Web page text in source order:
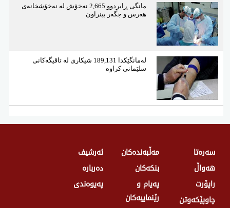
مانگی ڕابردوو 2,665 نەخۆش لە نەخۆشخانەی
هەرس و جگەر بینراون
لەمانگێكدا 189,131 شیكاری لە تاقیگەكانی
سلێمانی كراوە
سەرەتا
هەواڵ
راپۆرت
چاوپێکەوتن
مەڵبەندەکان
بنکەکان
پەیام و
رێنماییەکان
ئەرشیف
دەربارە
پەیوەندی